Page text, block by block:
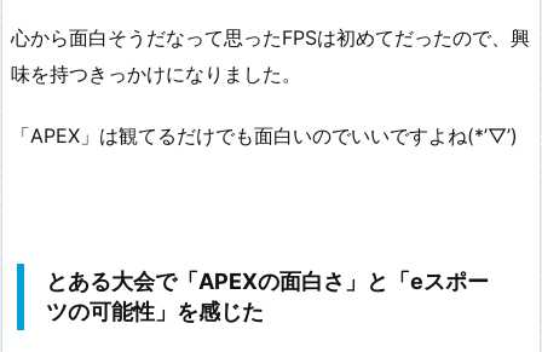
心から面白そうだなって思ったFPSは初めてだったので、興
味を持つきっかけになりました。
「APEX」は観てるだけでも面白いのでいいですよね(*’▽’)
とある大会で「APEXの面白さ」と「eスポー
ツの可能性」を感じた